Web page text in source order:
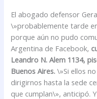
El abogado defensor
\»probablemente tarde
porque aún no pudo
Argentina de Facebook,
Leandro N. Alem 1134,
Buenos Aires. \»Si ellos
dirigirnos hasta la sede
que cumplan\», anticipó.